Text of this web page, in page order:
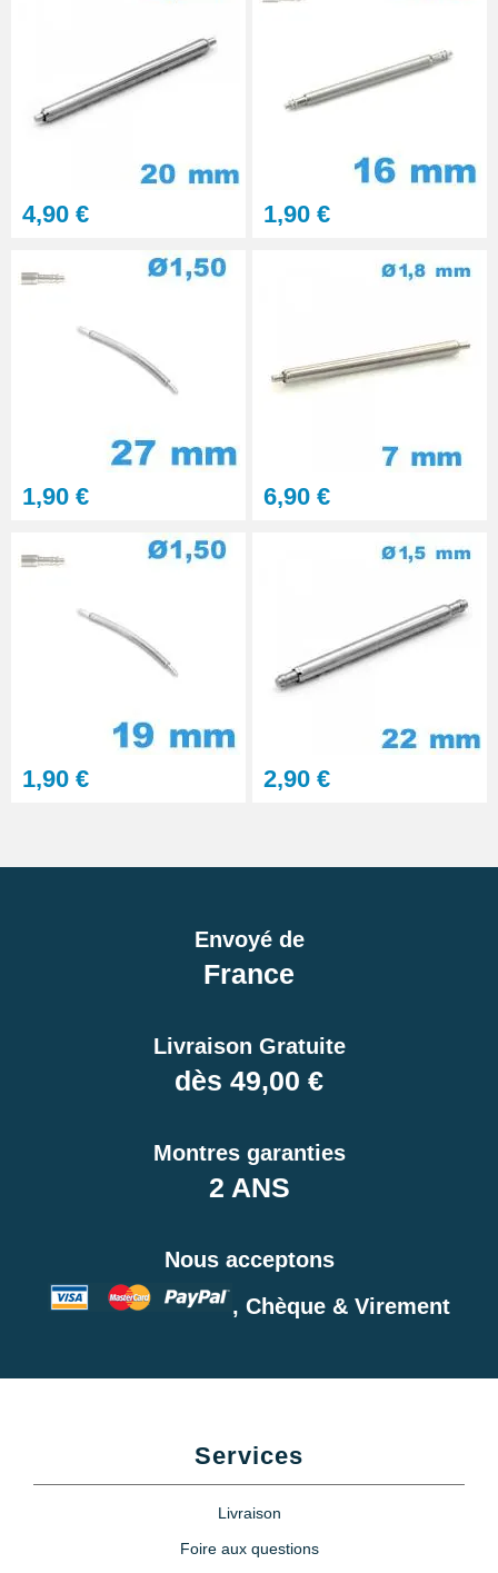
4,90 € 1,90 €
1,90 € 6,90 €
1,90 € 2,90 €
Envoyé de
France
Livraison Gratuite
dès 49,00 €
Montres garanties
2 ANS
Nous acceptons
, Chèque & Virement
Services
Livraison
Foire aux questions